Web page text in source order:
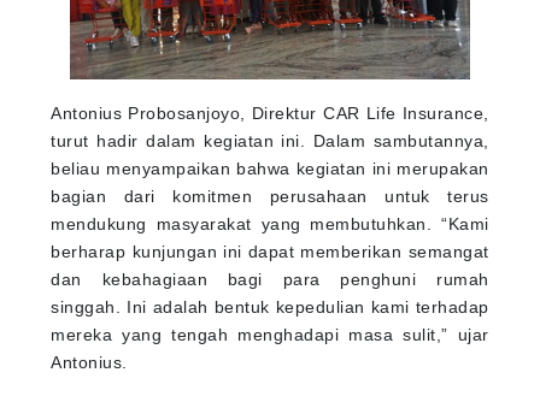
Antonius Probosanjoyo, Direktur CAR Life Insurance,
turut hadir dalam kegiatan ini. Dalam sambutannya,
beliau menyampaikan bahwa kegiatan ini merupakan
bagian dari komitmen perusahaan untuk terus
mendukung masyarakat yang membutuhkan. “Kami
berharap kunjungan ini dapat memberikan semangat
dan kebahagiaan bagi para penghuni rumah
singgah. Ini adalah bentuk kepedulian kami terhadap
mereka yang tengah menghadapi masa sulit,” ujar
Antonius.